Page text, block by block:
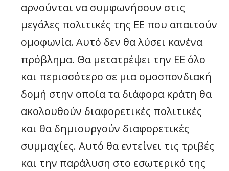
αρνούνται να συμφωνήσουν στις
μεγάλες πολιτικές της ΕΕ που απαιτούν
ομοφωνία. Αυτό δεν θα λύσει κανένα
πρόβλημα. Θα μετατρέψει την ΕΕ όλο
και περισσότερο σε μια ομοσπονδιακή
δομή στην οποία τα διάφορα κράτη θα
ακολουθούν διαφορετικές πολιτικές
και θα δημιουργούν διαφορετικές
συμμαχίες. Αυτό θα εντείνει τις τριβές
και την παράλυση στο εσωτερικό της